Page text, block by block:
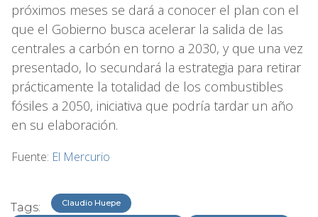
próximos meses se dará a conocer el plan con el
que el Gobierno busca acelerar la salida de las
centrales a carbón en torno a 2030, y que una vez
presentado, lo secundará la estrategia para retirar
prácticamente la totalidad de los combustibles
fósiles a 2050, iniciativa que podría tardar un año
en su elaboración.
Fuente: El Mercurio
Tags: Claudio Huepe